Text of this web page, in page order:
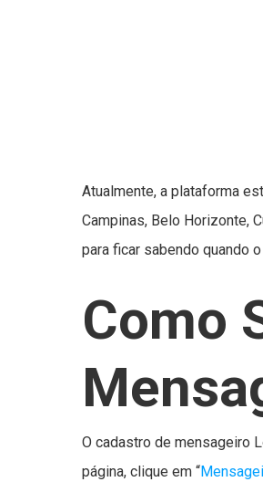
Atualmente, a plataforma
Campinas, Belo Horizonte,
para ficar sabendo quando
Como
O cadastro de mensageiro
página, clique em “